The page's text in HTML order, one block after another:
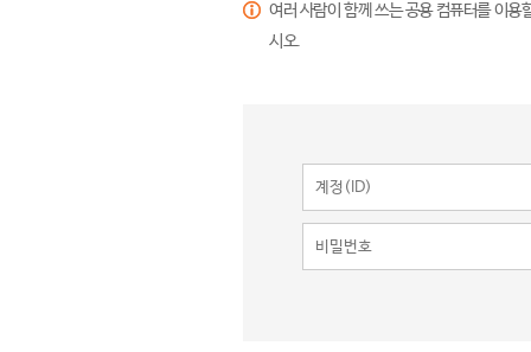
여러 사람이 함께 쓰는 공용 컴퓨터를 이
시오.